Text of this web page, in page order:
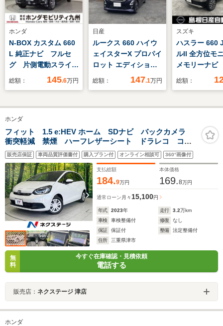
ホンダ
N-BOX カスタム 660
L 純正ナビ フルセ
グ 片側電動スライド
総額： 145.6万円
日産
ルークス 660 ハイウ
ェイスターX プロパイ
ロット エディション
両側オートスライドド
総額： 147.1万円
スズキ
ハスラー 660
ルII 全方位モ
メモリーナビ
総額：
ホンダ
フィット 1.5 e:HEV ホーム SDナビ バックカメラ
衝突軽減 禁煙 ハーフレザーシート ドラレコ コー
ナーセンサー スマートキー LEDヘッド ビルトイン
ETC 純正15インチアルミ オートライト
販売店保証 車両品質評価書付 購入プラン付 オンライン相談可 360°画像付
支払総額
184.9万円
本体価格
169.8万円
通常ローン 月々 15,100円
年式 2023年 走行 3.2万km
車検
車検整備付 修復
なし
保証
保証付 整備
法定整備付
住所
三重県津市
無
料
今すぐ在庫確認・見積依頼
電話する
販売店： ネクステージ 津店
ホンダ